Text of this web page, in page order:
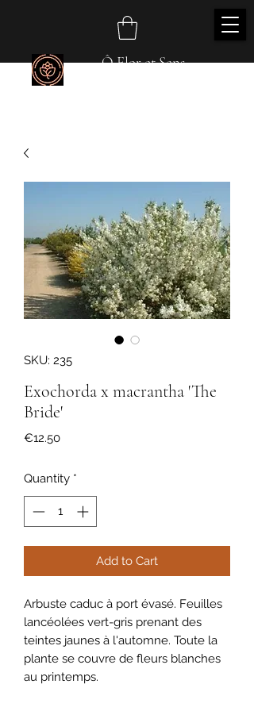
Ô Flor et Sens
SKU: 235
Exochorda x macrantha 'The
Bride'
€12.50Price
Quantity *
Add to Cart
Arbuste caduc à port évasé. Feuilles
lancéolées vert-gris prenant des
teintes jaunes à l'automne. Toute la
plante se couvre de fleurs blanches
au printemps.